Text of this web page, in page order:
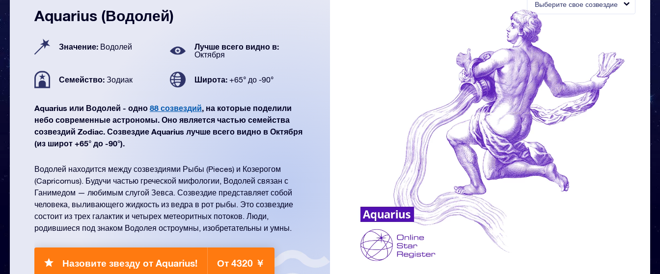
Выберите свое созвездие
Aquarius (Водолей)
Значение: Водолей Лучше всего видно в:
Октября
Семейство: Зодиак Широта: +65° до -90°
Aquarius или Водолей - одно 88 созвездий, на которые поделили
небо современные астрономы. Оно является частью семейства
созвездий Zodiac. Созвездие Aquarius лучше всего видно в Октября
(из широт +65° до -90°).
Водолей находится между созвездиями Рыбы (Pieces) и Козерогом
(Capricornus). Будучи частью греческой мифологии, Водолей связан с
Ганимедом — любимым слугой Зевса. Созвездие представляет собой
человека, выливающего жидкость из ведра в рот рыбы. Это созвездие
состоит из трех галактик и четырех метеоритных потоков. Люди,
родившиеся под знаком Водолея остроумны, изобретательны и умны.
Назовите звезду от Aquarius! От 4320 ￥